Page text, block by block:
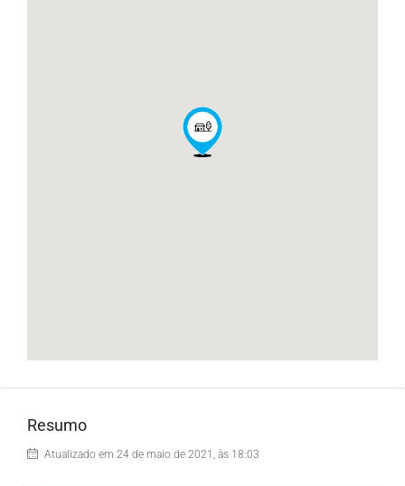
Resumo
Atualizado em 24 de maio de 2021, às 18:03